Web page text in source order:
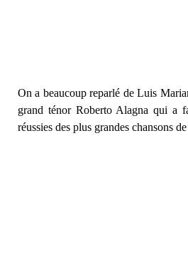
On a beaucoup reparlé de Luis
grand ténor Roberto Alagna qui a
réussies des plus grandes chansons